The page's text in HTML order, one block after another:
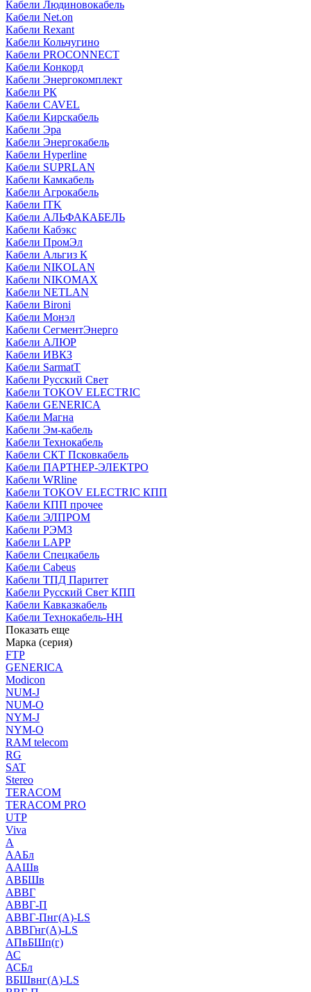
Кабели Людиновокабель
Кабели Net.on
Кабели Rexant
Кабели Кольчугино
Кабели PROCONNECT
Кабели Конкорд
Кабели Энергокомплект
Кабели РК
Кабели CAVEL
Кабели Кирскабель
Кабели Эра
Кабели Энергокабель
Кабели Hyperline
Кабели SUPRLAN
Кабели Камкабель
Кабели Агрокабель
Кабели ITK
Кабели АЛЬФАКАБЕЛЬ
Кабели Кабэкс
Кабели ПромЭл
Кабели Альгиз К
Кабели NIKOLAN
Кабели NIKOMAX
Кабели NETLAN
Кабели Bironi
Кабели Монэл
Кабели СегментЭнерго
Кабели АЛЮР
Кабели ИВКЗ
Кабели SarmatT
Кабели Русский Свет
Кабели TOKOV ELECTRIC
Кабели GENERICA
Кабели Магна
Кабели Эм-кабель
Кабели Технокабель
Кабели СКТ Псковкабель
Кабели ПАРТНЕР-ЭЛЕКТРО
Кабели WRline
Кабели TOKOV ELECTRIC КПП
Кабели КПП прочее
Кабели ЭЛПРОМ
Кабели РЭМЗ
Кабели LAPP
Кабели Спецкабель
Кабели Cabeus
Кабели ТПД Паритет
Кабели Русский Свет КПП
Кабели Кавказкабель
Кабели Технокабель-НН
Показать еще
Марка (серия)
FTP
GENERICA
Modicon
NUM-J
NUM-O
NYM-J
NYM-O
RAM telecom
RG
SAT
Stereo
TERACOM
TERACOM PRO
UTP
Viva
А
ААБл
ААШв
АВБШв
АВВГ
АВВГ-П
АВВГ-Пнг(А)-LS
АВВГнг(А)-LS
АПвБШп(г)
АС
АСБл
ВБШвнг(А)-LS